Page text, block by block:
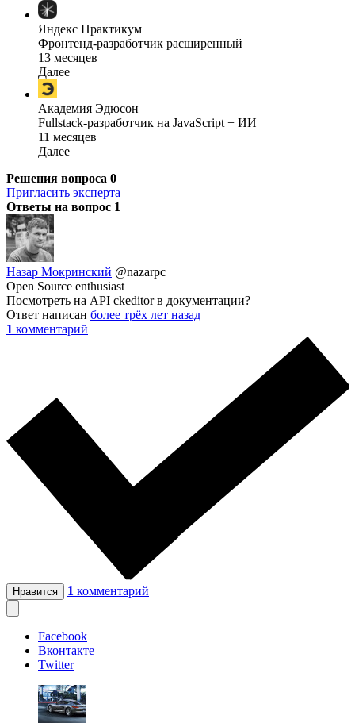
Яндекс Практикум
Фронтенд-разработчик расширенный
13 месяцев
Далее
Академия Эдюсон
Fullstack-разработчик на JavaScript + ИИ
11 месяцев
Далее
Решения вопроса 0
Пригласить эксперта
Ответы на вопрос 1
Назар Мокринский @nazarpc
Open Source enthusiast
Посмотреть на API ckeditor в документации?
Ответ написан более трёх лет назад
1 комментарий
Нравится 1 комментарий
Facebook
Вконтакте
Twitter